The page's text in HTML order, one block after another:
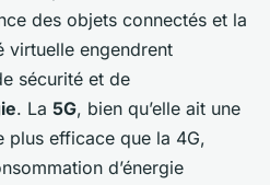
des objets connectés et la
virtuelle engendrent
sécurité et de
. La 5G, bien qu’elle ait une
plus efficace que la 4G,
d’énergie